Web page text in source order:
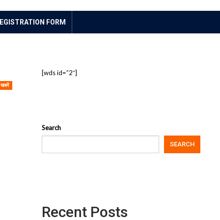
FORM
खबरें
[wds id=”2″]
Search
SEARCH
Recent Posts